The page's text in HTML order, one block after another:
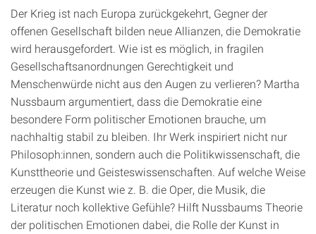
Der Krieg ist nach Europa zurückgekehrt, Gegner der
offenen Gesellschaft bilden neue Allianzen, die Demokratie
wird herausgefordert. Wie ist es möglich, in fragilen
Gesellschaftsanordnungen Gerechtigkeit und
Menschenwürde nicht aus den Augen zu verlieren? Martha
Nussbaum argumentiert, dass die Demokratie eine
besondere Form politischer Emotionen brauche, um
nachhaltig stabil zu bleiben. Ihr Werk inspiriert nicht nur
Philosoph:innen, sondern auch die Politikwissenschaft, die
Kunsttheorie und Geisteswissenschaften. Auf welche Weise
erzeugen die Kunst wie z. B. die Oper, die Musik, die
Literatur noch kollektive Gefühle? Hilft Nussbaums Theorie
der politischen Emotionen dabei, die Rolle der Kunst in